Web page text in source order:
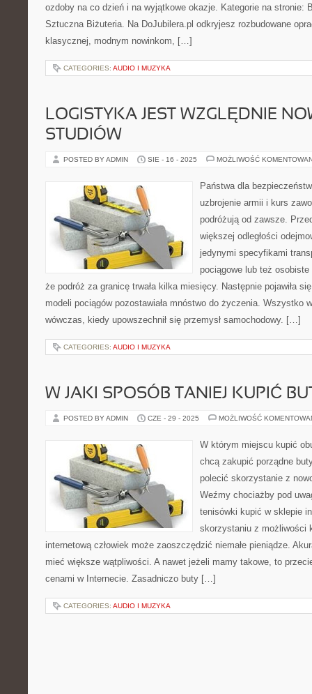
ozdoby na co dzień i na wyjątkowe okazje. Kategorie na stronie:
Sztuczna Biżuteria. Na DoJubilera.pl odkryjesz rozbudowane
klasycznej, modnym nowinkom, […]
CATEGORIES: AUDIO I MUZYKA
LOGISTYKA JEST WZGLĘDNIE
STUDIÓW
POSTED BY ADMIN SIE - 16 - 2025 MOŻLIWOŚĆ
Państwa dla
uzbrojenie armii i kurs
podróżują od zawsze.
większej odległości
jedynymi specyfikami
pociągowe lub też
że podróż za granicę trwała kilka miesięcy. Następnie pojawiła
modeli pociągów pozostawiała mnóstwo do życzenia. Wszystko
wówczas, kiedy upowszechnił się przemysł samochodowy. […]
CATEGORIES: AUDIO I MUZYKA
W JAKI SPOSÓB TANIEJ KUPIĆ
POSTED BY ADMIN CZE - 29 - 2025 MOŻLIWOŚĆ
W którym miejscu kupić
chcą zakupić porządne
polecić skorzystanie z
Weźmy chociażby pod
tenisówki kupić w sklepie
skorzystaniu z możliwości
internetową człowiek może zaoszczędzić niemałe pieniądze.
mieć większe wątpliwości. A nawet jeżeli mamy takowe, to
cenami w Internecie. Zasadniczo buty […]
CATEGORIES: AUDIO I MUZYKA